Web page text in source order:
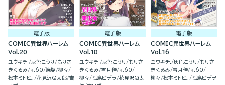
電子版
COMIC異世界ハーレム
Vol.20
ユウキチ. 灰色こうり
もりさ
きくるみ
kt60 焼塩 柳々
松本ミトヒ。
花見沢Q太郎 吉
電子版
COMIC異世界ハーレム
Vol.18
ユウキチ. 灰色こうり
もりさ
きくるみ 雪月佳
kt60
柳々 孤島ビデヲ 花見沢Q太
電子版
COMIC異世界ハーレム
Vol.16
ユウキチ. 灰色こうり
もりさ
きくるみ 雪月佳
kt60
柳々 松本ミトヒ。 孤島ビデヲ